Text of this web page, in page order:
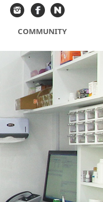
COMMUNITY